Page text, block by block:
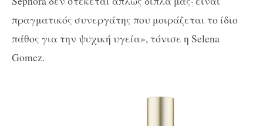
πραγματικός συνεργάτης που μοιράζεται το ίδιο
πάθος για την ψυχική υγεία», τόνισε η Selena
Gomez.